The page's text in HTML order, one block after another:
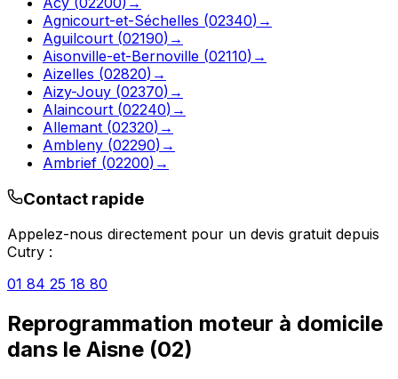
Agnicourt-et-Séchelles (02340) →
Aguilcourt (02190) →
Aisonville-et-Bernoville (02110) →
Aizelles (02820) →
Aizy-Jouy (02370) →
Alaincourt (02240) →
Allemant (02320) →
Ambleny (02290) →
Ambrief (02200) →
Contact rapide
Appelez-nous directement pour un devis gratuit depuis
Cutry :
01 84 25 18 80
Reprogrammation moteur à domicile
dans le Aisne (02)